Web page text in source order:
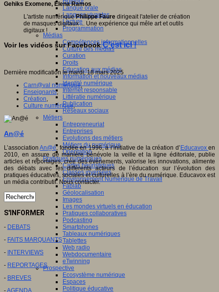
Langue orale
Langues vivantes
Lecture
Programmation
Médias
Compétences informationnelles
Culture des médias
Curation
Droits
Education aux médias
Information et nouveaux médias
Identité numérique
Internet responsable
Littératie numérique
Publication
Réseaux sociaux
Métiers
Entrepreneuriat
Entreprises
Evolutions des métiers
Métiers du numérique
Orientation
Pratiques numériques
Cartes heuristiques
Classes inversées
Environnement Numérique de Travail
Fablab
Géolocalisation
Images
Les mondes virtuels en éducation
Pratiques collaboratives
Podcasting
Smartphones
Tableaux numériques
Tablettes
Web radio
Webdocumentaire
eTwinning
Prospective
Ecosystème numérique
Espaces
Politique éducative
Gehiks Exomene, Elena Ramos
L'artiste numériquePhilippe Faure dirigeait l'atelier de création
de masques digitaux ... Une expérience qui mêle art et outils
digitaux !
Voir les vidéos sur FacebookC'est ici !
Dernière modification le mardi, 18 mars 2025
Carn@val numérique,
Enseignants,
Création,
Culture numérique,
An@é
L’associationAn@é, fondée en 1996, à l’initiative de la création d’ Educavoxen
2010, en assure de manière bénévole la veille et la ligne éditoriale, publie
articles et reportages, crée des événements, valorise les innovations, alimente
des débats avec les différents acteurs de l’éducation sur l’évolution des
pratiques éducatives, sociales et culturelles à l’ère du numérique. Educavox est
un média contributif. Nous contacter.
S'INFORMER
- DEBATS
- FAITS MARQUANTS
- INTERVIEWS
- REPORTAGES
- BREVES
-AGENDA